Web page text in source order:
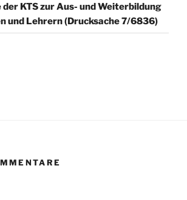
KTS zur Aus- und Weiterbildung
und Lehrern (Drucksache 7/6836)